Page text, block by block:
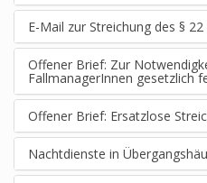
E-Mail zur Streichung des § 22
Offener Brief: Zur
FallmanagerInnen gesetzlich
Offener Brief: Ersatzlose
Nachtdienste in